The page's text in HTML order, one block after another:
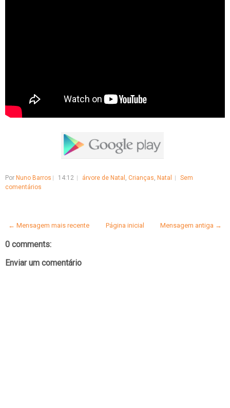
Por Nuno Barros 14:12 árvore de Natal , Crianças, Natal
Sem
comentários
← Mensagem mais recente Mensagem antiga →
Página inicial
0 comments:
Enviar um comentário